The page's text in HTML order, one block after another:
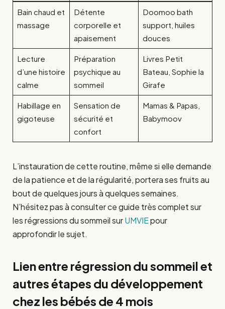
Bain chaud et
massage
Détente
corporelle et
apaisement
Doomoo bath
support, huiles
douces
Lecture
d’une histoire
calme
Préparation
psychique au
sommeil
Livres Petit
Bateau, Sophie la
Girafe
Habillage en
gigoteuse
Sensation de
sécurité et
confort
Mamas & Papas,
Babymoov
L’instauration de cette routine, même si elle demande
de la patience et de la régularité, portera ses fruits au
bout de quelques jours à quelques semaines.
N’hésitez pas à consulter ce guide très complet sur
les régressions du sommeil surUMVIEpour
approfondir le sujet.
Lien entre régression du sommeil et
autres étapes du développement
chez les bébés de 4 mois